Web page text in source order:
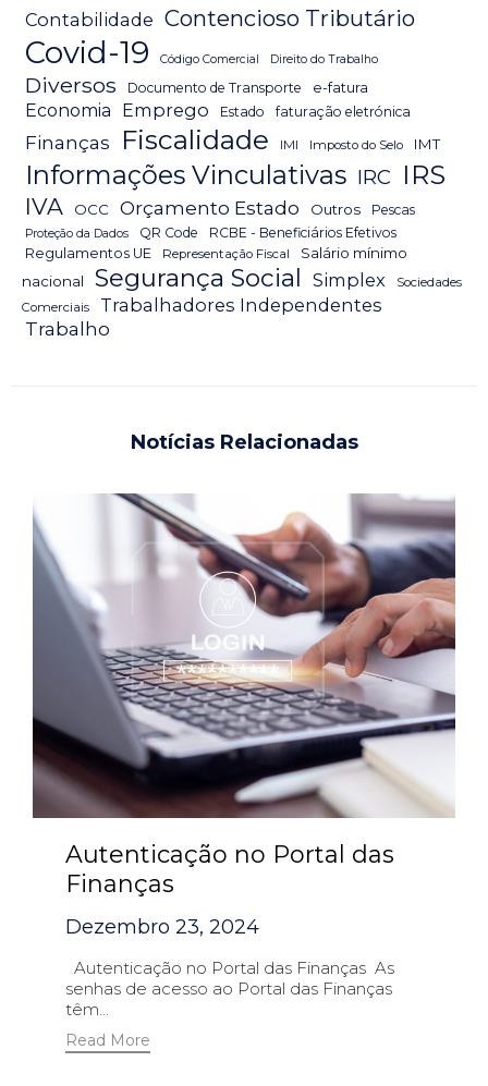
Contabilidade Contencioso Tributário
Covid-19 Código Comercial Direito do Trabalho
Diversos Documento de Transporte e-fatura
Economia Emprego Estado faturação eletrónica
Finanças Fiscalidade IMI Imposto do Selo IMT
Informações Vinculativas IRC IRS
IVA OCC Orçamento Estado Outros Pescas
Proteção da Dados QR Code
RCBE - Beneficiários Efetivos
Regulamentos UE
Representação Fiscal
Salário mínimo
nacional
Segurança Social Simplex
Sociedades
Comerciais
Trabalhadores Independentes
Trabalho
Notícias Relacionadas
Autenticação no Portal das
Finanças
Dezembro 23, 2024
Autenticação no Portal das Finanças As
senhas de acesso ao Portal das Finanças
têm...
Read More